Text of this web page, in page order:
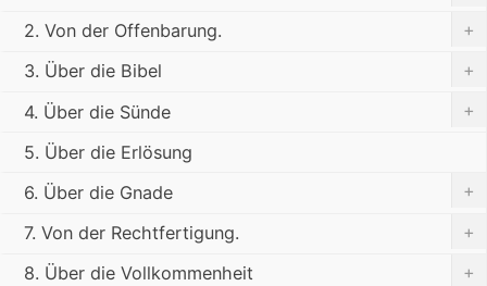
2. Von der Offenbarung.
+
3. Über die Bibel
+
4. Über die Sünde
+
5. Über die Erlösung
6. Über die Gnade
+
7. Von der Rechtfertigung.
+
8. Über die Vollkommenheit
+